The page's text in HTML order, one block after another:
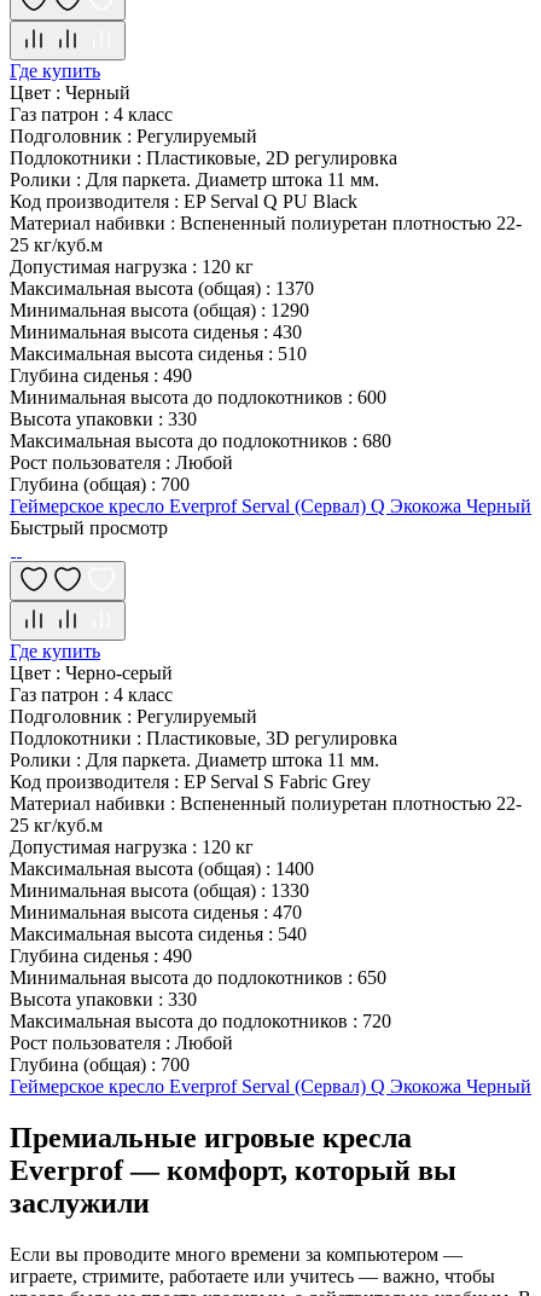
Где купить
Цвет : Черный
Газ патрон : 4 класс
Подголовник : Регулируемый
Подлокотники : Пластиковые, 2D регулировка
Ролики : Для паркета. Диаметр штока 11 мм.
Код производителя : EP Serval Q PU Black
Материал набивки : Вспененный полиуретан плотностью 22-
25 кг/куб.м
Допустимая нагрузка : 120 кг
Максимальная высота (общая) : 1370
Минимальная высота (общая) : 1290
Минимальная высота сиденья : 430
Максимальная высота сиденья : 510
Глубина сиденья : 490
Минимальная высота до подлокотников : 600
Высота упаковки : 330
Максимальная высота до подлокотников : 680
Рост пользователя : Любой
Глубина (общая) : 700
Геймерское кресло Everprof Serval (Сервал) Q Экокожа Черный
Быстрый просмотр
Где купить
Цвет : Черно-серый
Газ патрон : 4 класс
Подголовник : Регулируемый
Подлокотники : Пластиковые, 3D регулировка
Ролики : Для паркета. Диаметр штока 11 мм.
Код производителя : EP Serval S Fabric Grey
Материал набивки : Вспененный полиуретан плотностью 22-
25 кг/куб.м
Допустимая нагрузка : 120 кг
Максимальная высота (общая) : 1400
Минимальная высота (общая) : 1330
Минимальная высота сиденья : 470
Максимальная высота сиденья : 540
Глубина сиденья : 490
Минимальная высота до подлокотников : 650
Высота упаковки : 330
Максимальная высота до подлокотников : 720
Рост пользователя : Любой
Глубина (общая) : 700
Геймерское кресло Everprof Serval (Сервал) Q Экокожа Черный
Премиальные игровые кресла
Everprof — комфорт, который вы
заслужили
Если вы проводите много времени за компьютером —
играете, стримите, работаете или учитесь — важно, чтобы